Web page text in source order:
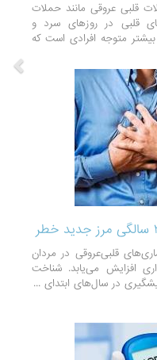
قلبی عروقی مانند حملات
قلبی در روزهای سرد و
بیشتر متوجه افرادی است که
قلبی‌عروقی در مردان
معناداری افزایش می‌یابد. شناخت
در سال‌های ابتدای ...